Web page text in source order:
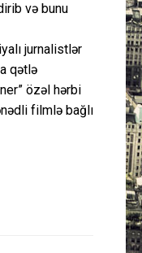
və bunu
jurnalistlər
qətlə
özəl hərbi
filmlə bağlı